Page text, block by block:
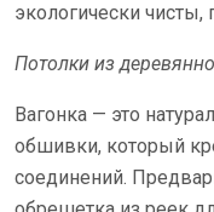
экологически чисты,
Потолки из
Вагонка — это
обшивки, который
соединений.